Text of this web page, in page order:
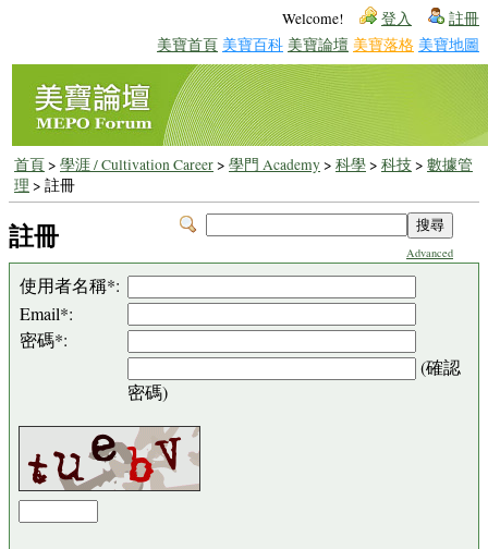
Welcome! 登入 註冊
美寶首頁 美寶百科 美寶論壇 美寶落格 美寶地圖
首頁> 學涯 / Cultivation Career> 學門 Academy> 科學> 科技> 數據管
理 > 註冊
Advanced
註冊
使用者名稱*:
Email*:
密碼*:
(確認
密碼)